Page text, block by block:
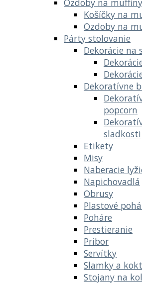
Ozdoby na muffiny
Košíčky na
Ozdoby na
Párty stolovanie
Dekorácie na
Dekoratívne
popcorn
sladkosti
Etikety
Misy
Naberacie
Napichovadlá
Obrusy
Plastové
Poháre
Prestieranie
Príbor
Servítky
Slamky a
Stojany na